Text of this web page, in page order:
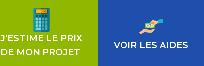
J'ESTIME LE PRIX
DE MON PROJET
€
VOIR LES AIDES